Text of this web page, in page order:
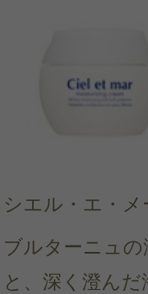
シエル・エ・メ
ブルターニュの
と、深く澄んだ